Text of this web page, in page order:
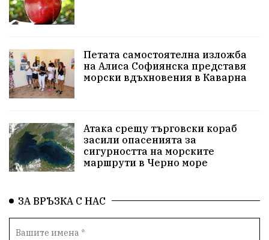
Шампион
язовир Одринци
Общност Крушари
Петата самостоятелна изложба
на Алиса Софиянска представя
морски вдъхновения в Каварна
Атака срещу търговски кораб
засили опасенията за
сигурността на морските
маршрути в Черно море
ЗА ВРЪЗКА С НАС